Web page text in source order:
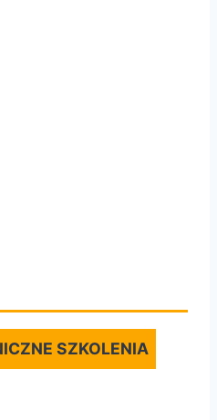
SZKOLENIA